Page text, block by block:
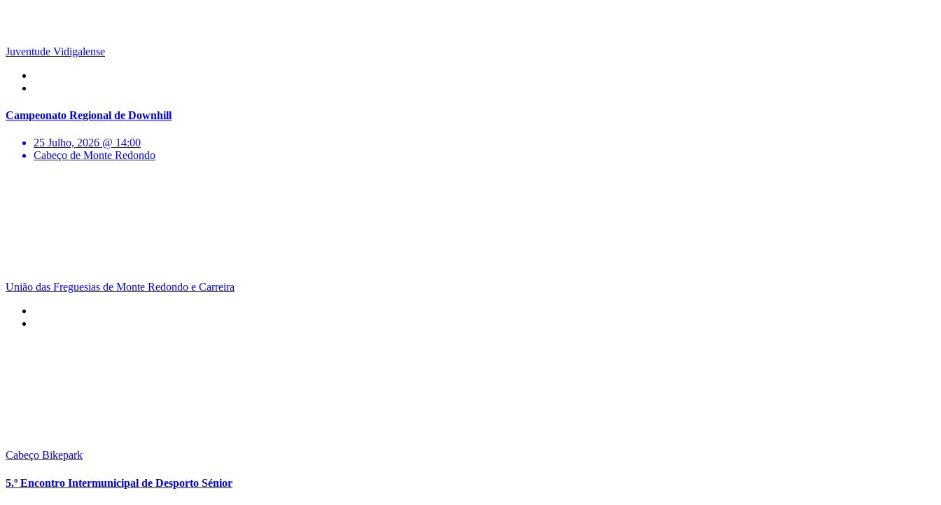
Juventude Vidigalense
Campeonato Regional de Downhill
25 Julho, 2026 @ 14:00
Cabeço de Monte Redondo
União das Freguesias de Monte Redondo e Carreira
Cabeço Bikepark
5.º Encontro Intermunicipal de Desporto Sénior